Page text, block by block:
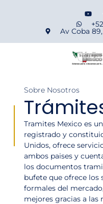
Av Coba
Sobre Nosotros
Tramites Mexico es
registrado y
Unidos, ofrece
ambos paises y
los documentos
bufete que ofrece los
formales del
mejores gracias a las